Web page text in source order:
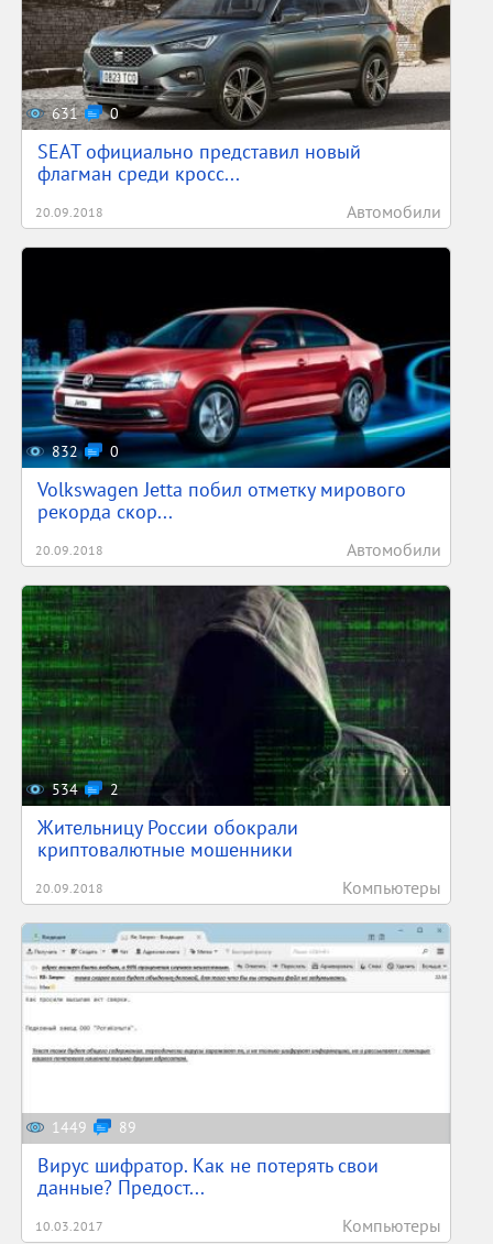
631 0
SEAT официально представил новый
флагман среди кросс...
20.09.2018 Автомобили
832 0
Volkswagen Jetta побил отметку мирового
рекорда скор...
20.09.2018 Автомобили
534 2
Жительницу России обокрали
криптовалютные мошенники
20.09.2018 Компьютеры
1449 89
Вирус шифратор. Как не потерять свои
данные? Предост...
10.03.2017 Компьютеры